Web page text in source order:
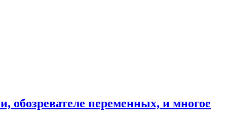
обозревателе переменных, и многое